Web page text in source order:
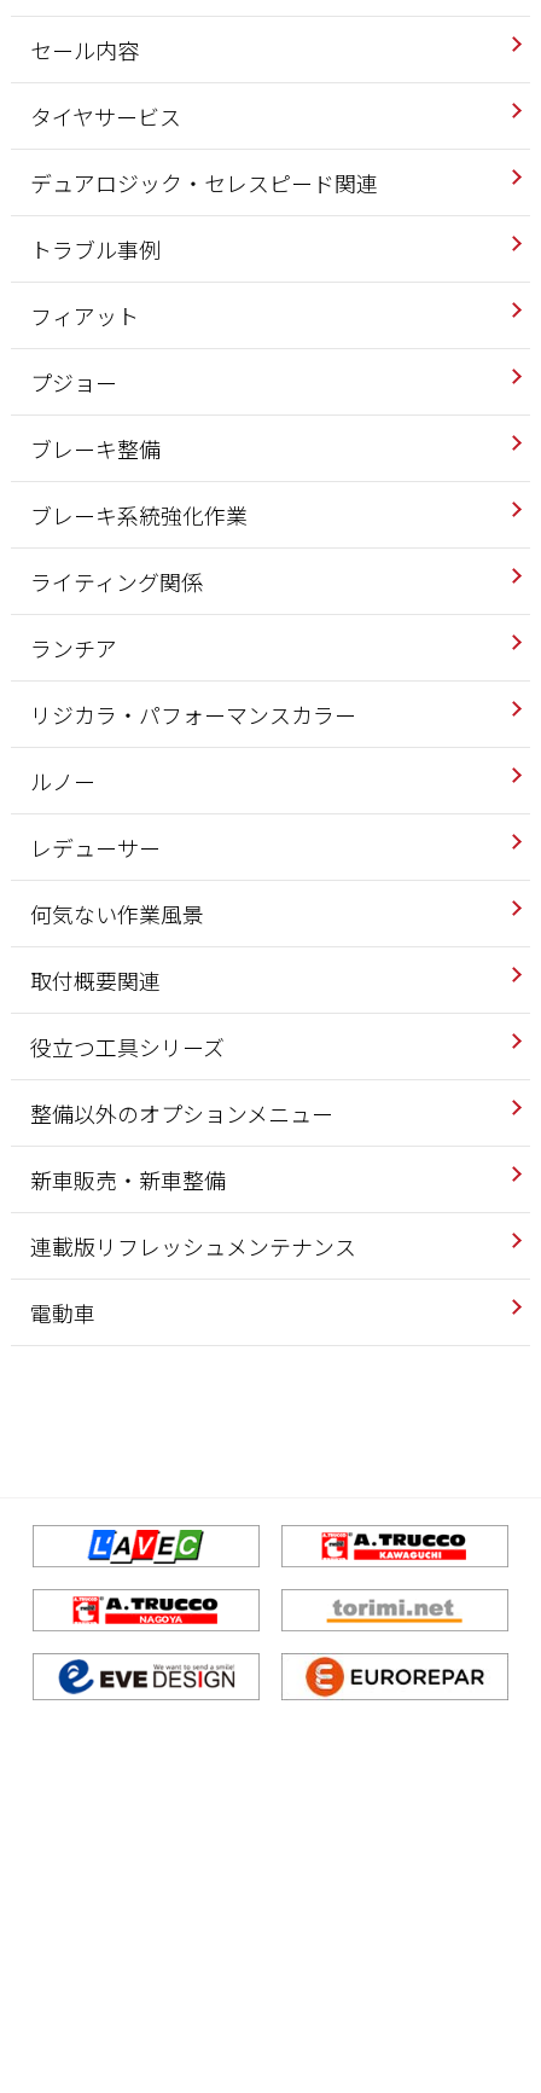
セール内容
タイヤサービス
デュアロジック・セレスピード関連
トラブル事例
フィアット
プジョー
ブレーキ整備
ブレーキ系統強化作業
ライティング関係
ランチア
リジカラ・パフォーマンスカラー
ルノー
レデューサー
何気ない作業風景
取付概要関連
役立つ工具シリーズ
整備以外のオプションメニュー
新車販売・新車整備
連載版リフレッシュメンテナンス
電動車